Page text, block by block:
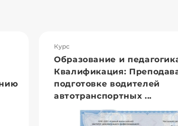
Курс
Образование и
Квалификация:
подготовке водителей
автотранспортных ...